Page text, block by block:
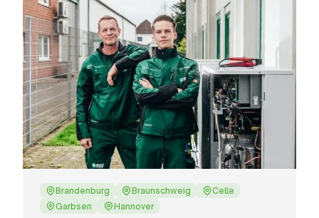
Brandenburg Braunschweig
Celle
Garbsen
Hannover